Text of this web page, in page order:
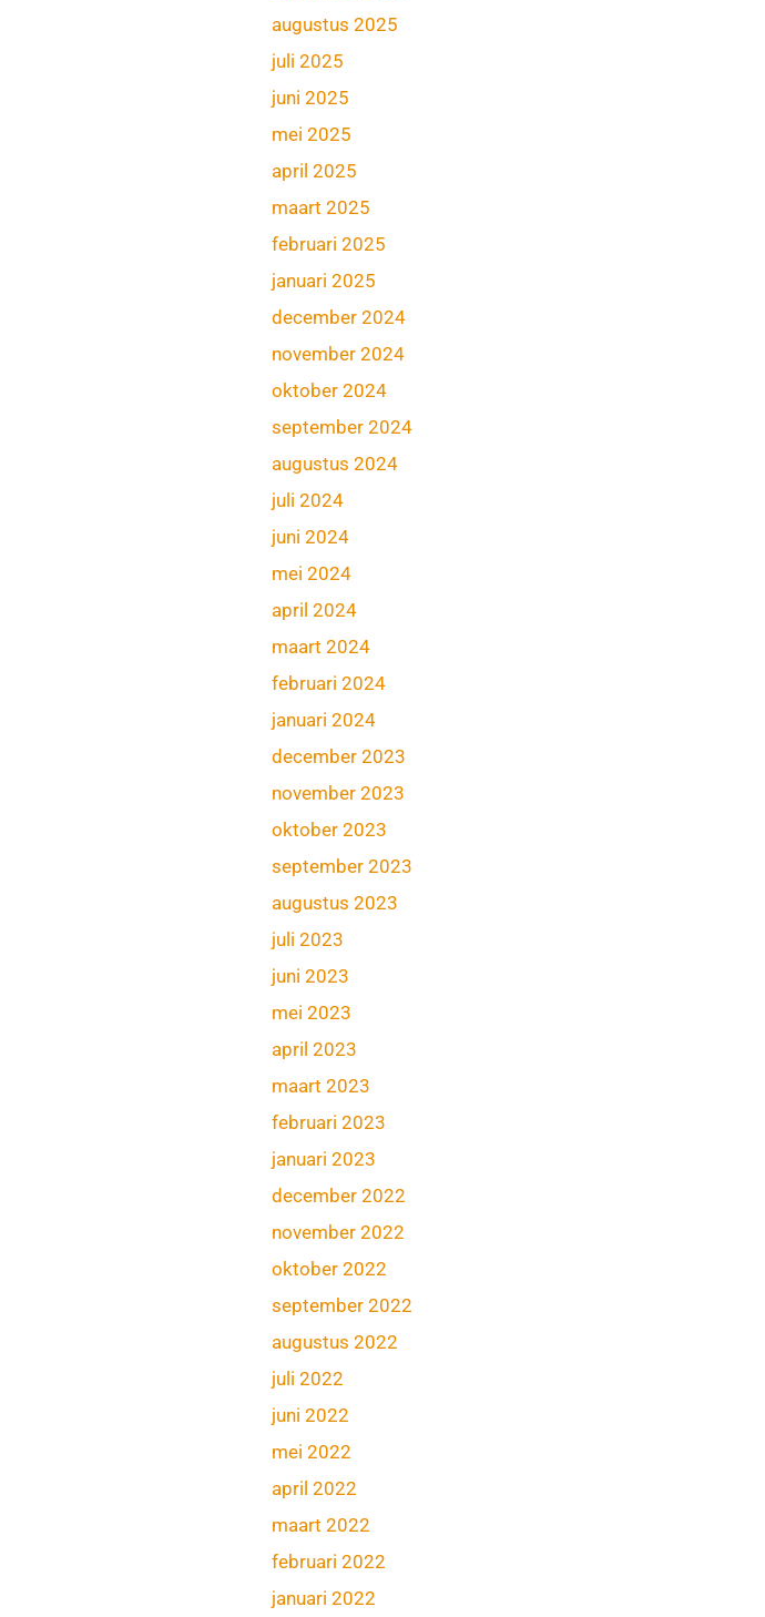
augustus 2025
juli 2025
juni 2025
mei 2025
april 2025
maart 2025
februari 2025
januari 2025
december 2024
november 2024
oktober 2024
september 2024
augustus 2024
juli 2024
juni 2024
mei 2024
april 2024
maart 2024
februari 2024
januari 2024
december 2023
november 2023
oktober 2023
september 2023
augustus 2023
juli 2023
juni 2023
mei 2023
april 2023
maart 2023
februari 2023
januari 2023
december 2022
november 2022
oktober 2022
september 2022
augustus 2022
juli 2022
juni 2022
mei 2022
april 2022
maart 2022
februari 2022
januari 2022